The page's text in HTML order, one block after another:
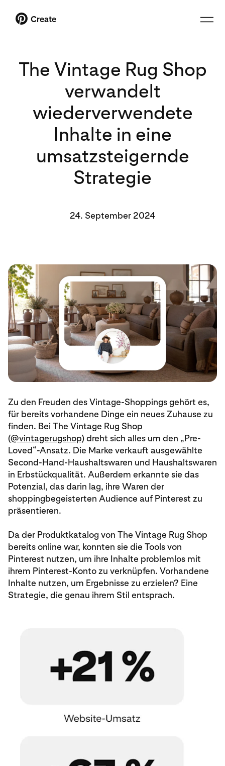
Create
The Vintage Rug Shop
verwandelt
wiederverwendete
Inhalte in eine
umsatzsteigernde
Strategie
24. September 2024
Zu den Freuden des Vintage-Shoppings gehört es,
für bereits vorhandene Dinge ein neues Zuhause zu
finden. Bei The Vintage Rug Shop
(@vintagerugshop) dreht sich alles um den „Pre-
Loved“-Ansatz. Die Marke verkauft ausgewählte
Second-Hand-Haushaltswaren und Haushaltswaren
in Erbstückqualität. Außerdem erkannte sie das
Potenzial, das darin lag, ihre Waren der
shoppingbegeisterten Audience auf Pinterest zu
präsentieren.
Da der Produktkatalog von The Vintage Rug Shop
bereits online war, konnten sie die Tools von
Pinterest nutzen, um ihre Inhalte problemlos mit
ihrem Pinterest-Konto zu verknüpfen. Vorhandene
Inhalte nutzen, um Ergebnisse zu erzielen? Eine
Strategie, die genau ihrem Stil entsprach.